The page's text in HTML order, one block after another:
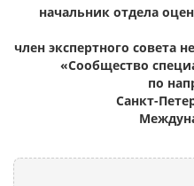
начальник отдела
член экспертного совета
«Сообщество
по
Санкт-